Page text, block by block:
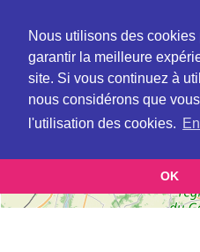
Nous utilisons des cookies
garantir la meilleure
site. Si vous continuez à
nous considérons que
l'utilisation des cookies.
OK